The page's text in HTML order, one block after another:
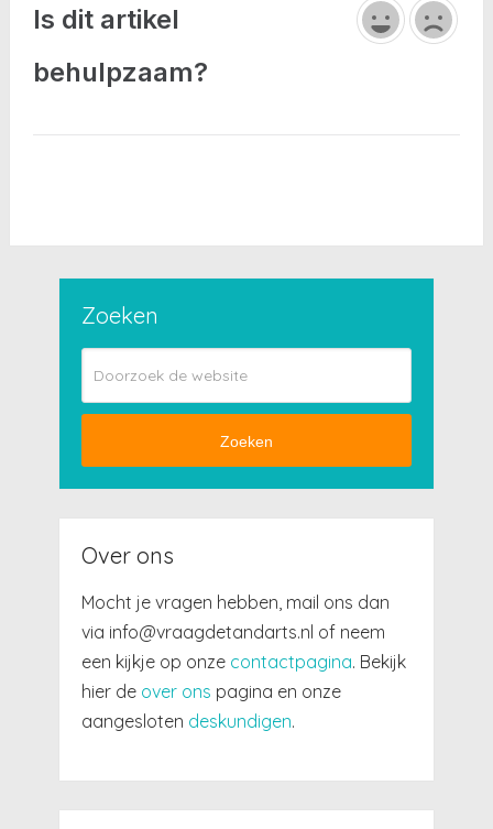
Is dit artikel
behulpzaam?
Zoeken
Zoeken
Over ons
Mocht je vragen hebben, mail ons dan
via info@vraagdetandarts.nl of neem
een kijkje op onze contactpagina. Bekijk
hier de over ons pagina en onze
aangesloten deskundigen.